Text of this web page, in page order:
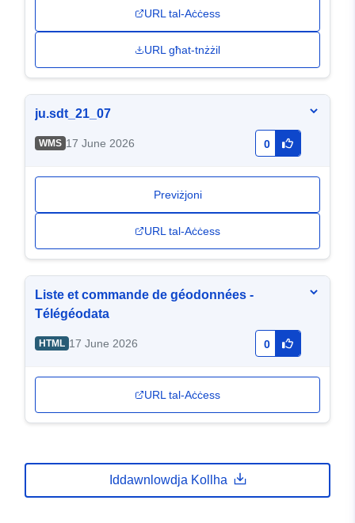
URL tal-Aċċess
URL għat-tnżżil
ju.sdt_21_07
WMS 17 June 2026 0
Previżjoni
URL tal-Aċċess
Liste et commande de géodonnées -
Télégéodata
HTML 17 June 2026 0
URL tal-Aċċess
Iddawnlowdja Kollha